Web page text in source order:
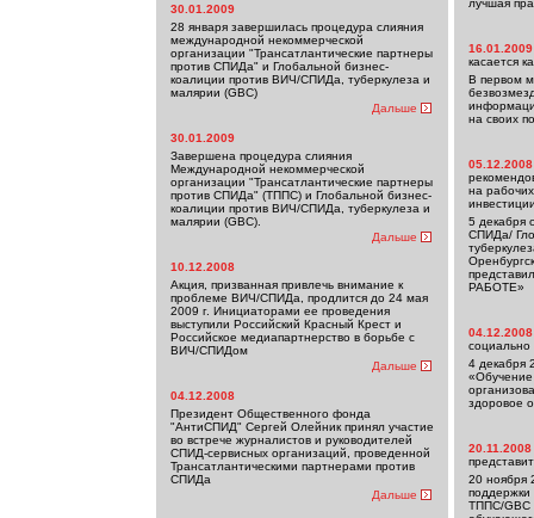
30.01.2009
28 января завершилась процедура слияния
международной некоммерческой
организации "Трансатлантические партнеры
против СПИДа" и Глобальной бизнес-
коалиции против ВИЧ/СПИДа, туберкулеза и
малярии (GBC)
Дальше
30.01.2009
Завершена процедура слияния
Международной некоммерческой
организации "Трансатлантические партнеры
против СПИДа" (ТППС) и Глобальной бизнес-
коалиции против ВИЧ/СПИДа, туберкулеза и
малярии (GBC).
Дальше
10.12.2008
Акция, призванная привлечь внимание к
проблеме ВИЧ/СПИДа, продлится до 24 мая
2009 г. Инициаторами ее проведения
выступили Российский Красный Крест и
Российское медиапартнерство в борьбе с
ВИЧ/СПИДом
Дальше
04.12.2008
Президент Общественного фонда
"АнтиСПИД" Сергей Олейник принял участие
во встрече журналистов и руководителей
СПИД-сервисных организаций, проведенной
Трансатлантическими партнерами против
СПИДа
Дальше
лучшая
16.01.2009
касается
В первом
на своих
05.12.2008
на
5 декабря
СПИДа/
РАБОТЕ»
04.12.2008
социально
4 декабря
«Обучение
здоровое
20.11.2008
20 ноября
ТППС/GBC